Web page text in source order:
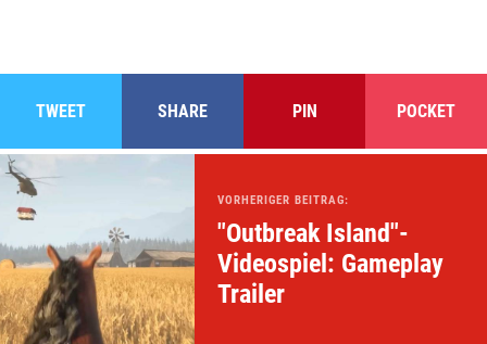
TWEET SHARE PIN POCKET
VORHERIGER BEITRAG:
"Outbreak Island"-
Videospiel: Gameplay
Trailer